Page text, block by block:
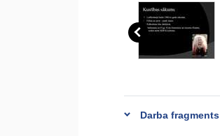
Darba fragments